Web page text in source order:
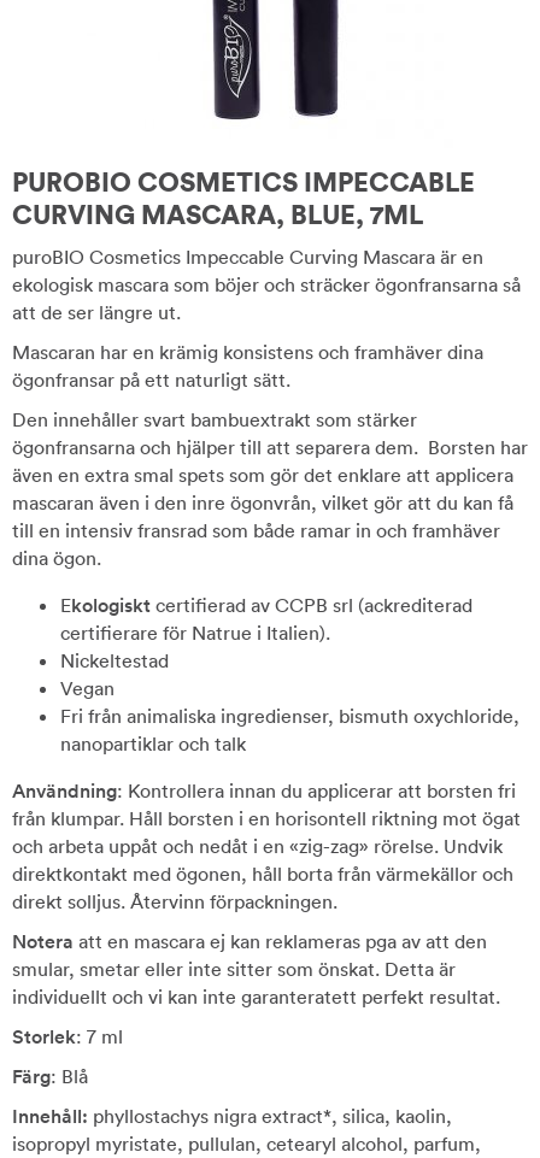
PUROBIO COSMETICS IMPECCABLE
CURVING MASCARA, BLUE, 7ML
puroBIO Cosmetics Impeccable Curving Mascara är en
ekologisk mascara som böjer och sträcker ögonfransarna så
att de ser längre ut.
Mascaran har en krämig konsistens och framhäver dina
ögonfransar på ett naturligt sätt.
Den innehåller svart bambuextrakt som stärker
ögonfransarna och hjälper till att separera dem. Borsten har
även en extra smal spets som gör det enklare att applicera
mascaran även i den inre ögonvrån, vilket gör att du kan få
till en intensiv fransrad som både ramar in och framhäver
dina ögon.
Ekologiskt certifierad av CCPB srl (ackrediterad
certifierare för Natrue i Italien).
Nickeltestad
Vegan
Fri från animaliska ingredienser, bismuth oxychloride,
nanopartiklar och talk
Användning: Kontrollera innan du applicerar att borsten fri
från klumpar. Håll borsten i en horisontell riktning mot ögat
och arbeta uppåt och nedåt i en «zig-zag» rörelse. Undvik
direktkontakt med ögonen, håll borta från värmekällor och
direkt solljus. Återvinn förpackningen.
Notera att en mascara ej kan reklameras pga av att den
smular, smetar eller inte sitter som önskat. Detta är
individuellt och vi kan inte garanteratett perfekt resultat.
Storlek: 7 ml
Färg: Blå
Innehåll: phyllostachys nigra extract*, silica, kaolin,
isopropyl myristate, pullulan, cetearyl alcohol, parfum,